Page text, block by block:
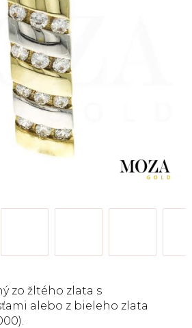
zo žltého zlata s
alebo z bieleho zlata